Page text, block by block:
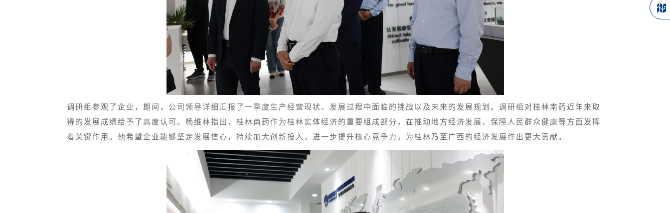
调研组参观了企业，期间，公司领导详细汇报了一季度生产经营现状、发展过程中面临的挑战以及未来的发展规划。调研组对桂林南药近年来取
得的发展成绩给予了高度认可。杨维林指出，桂林南药作为桂林实体经济的重要组成部分，在推动地方经济发展、保障人民群众健康等方面发挥
着关键作用。他希望企业能够坚定发展信心，持续加大创新投入，进一步提升核心竞争力，为桂林乃至广西的经济发展作出更大贡献。